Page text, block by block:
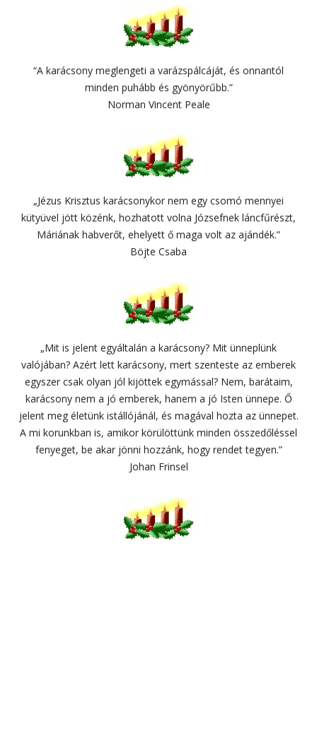
“A karácsony meglengeti a varázspálcáját, és onnantól
minden puhább és gyönyörűbb.”
Norman Vincent Peale
„Jézus Krisztus karácsonykor nem egy csomó mennyei
kütyüvel jött közénk, hozhatott volna Józsefnek láncfűrészt,
Máriának habverőt, ehelyett ő maga volt az ajándék.”
Böjte Csaba
„Mit is jelent egyáltalán a karácsony? Mit ünneplünk
valójában? Azért lett karácsony, mert szenteste az emberek
egyszer csak olyan jól kijöttek egymással? Nem, barátaim,
karácsony nem a jó emberek, hanem a jó Isten ünnepe. Ő
jelent meg életünk istállójánál, és magával hozta az ünnepet.
A mi korunkban is, amikor körülöttünk minden összedőléssel
fenyeget, be akar jönni hozzánk, hogy rendet tegyen.”
Johan Frinsel